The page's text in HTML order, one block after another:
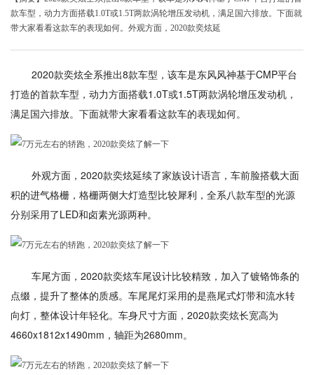
款车型，动力方面搭载1.0T或1.5T两款涡轮增压发动机，满足国六排放。下面就
带大家看看这款车的表现如何。外观方面，2020款奕炫延
2020款奕炫全系推出8款车型，该车是东风风神基于CMP平台
打造的首款车型，动力方面搭载1.0T或1.5T两款涡轮增压发动机，
满足国六排放。下面就带大家看看这款车的表现如何。
外观方面，2020款奕炫延续了家族设计语言，车前脸搭载大面
积的进气格栅，格栅两侧大灯造型比较犀利，全系八款车型的光源
分别采用了LED和卤素光源两种。
车尾方面，2020款奕炫车尾设计比较精致，加入了镀铬饰条的
点缀，提升了整体的质感。车尾尾灯采用的是燕尾式灯带和流水转
向灯，整体设计年轻化。车身尺寸方面，2020款奕炫长宽高为
4660x1812x1490mm，轴距为2680mm。